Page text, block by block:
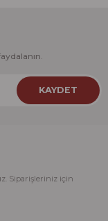
KAYDET
Siparişleriniz için